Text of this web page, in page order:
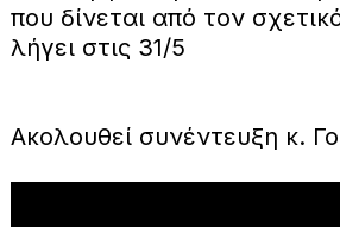
που δίνεται από τον
λήγει στις 31/5
Ακολουθεί συνέντευξη κ.